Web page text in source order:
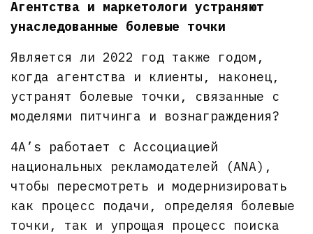
Агентства и маркетологи устраняют
унаследованные болевые точки
Является ли 2022 год также годом,
когда агентства и клиенты, наконец,
устранят болевые точки, связанные с
моделями питчинга и вознаграждения?
4A’s работает с Ассоциацией
национальных рекламодателей (ANA),
чтобы пересмотреть и модернизировать
как процесс подачи, определяя болевые
точки, так и упрощая процесс поиска